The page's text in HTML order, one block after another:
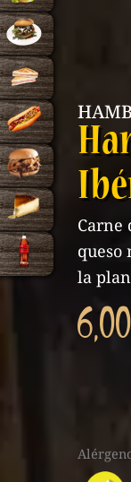
Carne
queso
la
6,00
Ibérica